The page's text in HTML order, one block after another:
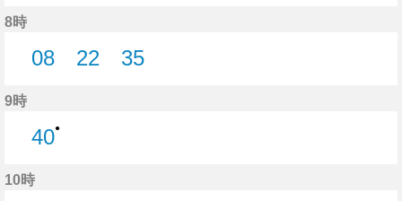
8時
08
22
35
9時
40●
10時